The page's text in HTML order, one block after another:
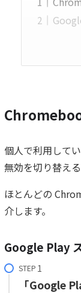
個人で利用して
無効を切り替え
ほとんどの
介します。
Google Play
STEP
「Google